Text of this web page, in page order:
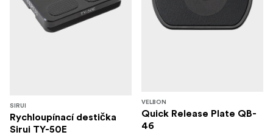
SIRUI
Rychloupínací destička
Sirui TY-50E
VELBON
Quick Release Plate QB-
46